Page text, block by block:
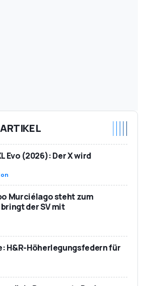
Evo (2026): Der X wird
Murciélago steht zum
der SV mit
H&R-Höherlegungsfedern für